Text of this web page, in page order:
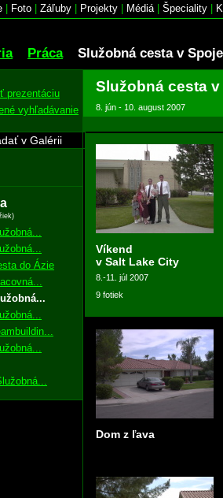
Foto Záľuby Projekty Médiá| Špeciality
Práca Služobná cesta v
prezentáciu
vyhľadávanie
do Ázie
Služobná cesta
8. jún - 10. august 2007
Víkend
v Salt Lake City
8.-11. júl 2007
9 fotiek
Dom z ľava